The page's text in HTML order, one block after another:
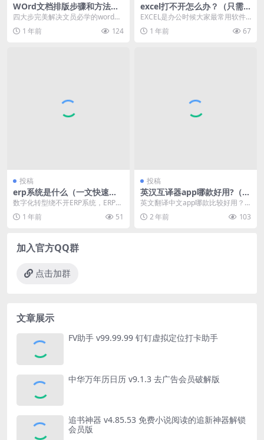
WOrd文档排版步骤和方法分
享
四大步完美解决文员必学的word文
档排版。只要学会这四大步，一般
的word排版问...
1 年前 124
excel打不开怎么办？（只需6
步，立马解决）
EXCEL是办公时候大家最常用软件
之一了，那有时候可能出现打不开
是什么情况呢？ ...
1 年前 67
投稿
erp系统是什么（一文快速读
懂ERP系统）
数字化转型绕不开ERP系统，ERP系
统是什么？能够帮助企业做些什
么？解决什么问题...
1 年前 51
投稿
英汉互译器app哪款好用?（英
文翻译中文app推荐）
英文翻译中文app哪款比较好用？
下面这三个app一定不能错过，里
面有海量的词汇可...
2 年前 103
加入官方QQ群
点击加群
文章展示
FV助手 v99.99.99 钉钉虚拟定位打卡助手
中华万年历日历 v9.1.3 去广告会员破解版
追书神器 v4.85.53 免费小说阅读的追新神器解锁
会员版